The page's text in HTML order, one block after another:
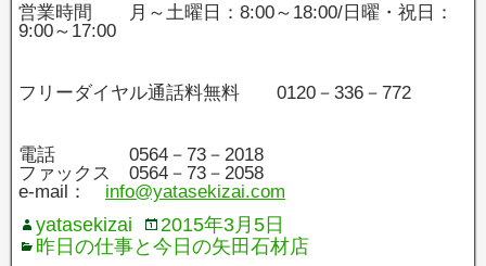
営業時間 月～土曜日：8:00～18:00/日曜・祝日：
9:00～17:00
フリーダイヤル通話料無料 0120－336－772
電話 0564－73－2018
ファックス 0564－73－2058
e-mail： info@yatasekizai.com
yatasekizai
2015年3月5日
昨日の仕事と今日の矢田石材店